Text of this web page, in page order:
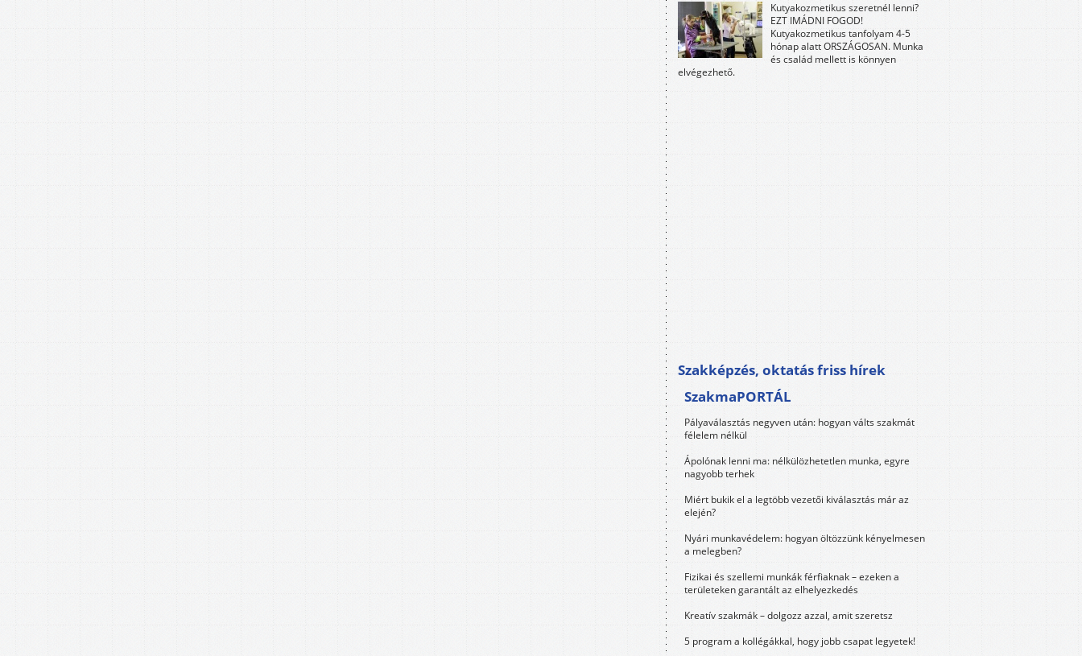
Kutyakozmetikus szeretnél lenni?
EZT IMÁDNI FOGOD!
Kutyakozmetikus tanfolyam 4-5
hónap alatt ORSZÁGOSAN. Munka
és család mellett is könnyen
elvégezhető.
Szakképzés, oktatás friss hírek
SzakmaPORTÁL
Pályaválasztás negyven után: hogyan válts szakmát
félelem nélkül
Ápolónak lenni ma: nélkülözhetetlen munka, egyre
nagyobb terhek
Miért bukik el a legtöbb vezetői kiválasztás már az
elején?
Nyári munkavédelem: hogyan öltözzünk kényelmesen
a melegben?
Fizikai és szellemi munkák férfiaknak – ezeken a
területeken garantált az elhelyezkedés
Kreatív szakmák – dolgozz azzal, amit szeretsz
5 program a kollégákkal, hogy jobb csapat legyetek!